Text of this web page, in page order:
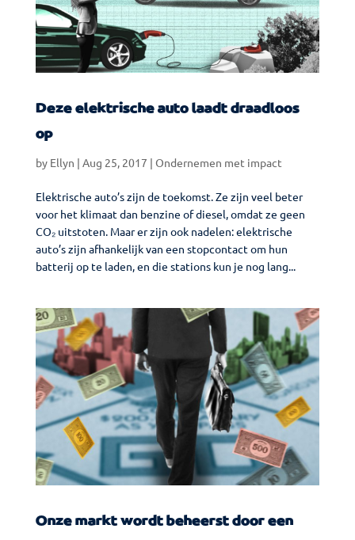
Deze elektrische auto laadt draadloos
op
by Ellyn | Aug 25, 2017 | Ondernemen met impact
Elektrische auto’s zijn de toekomst. Ze zijn veel beter
voor het klimaat dan benzine of diesel, omdat ze geen
CO₂ uitstoten. Maar er zijn ook nadelen: elektrische
auto’s zijn afhankelijk van een stopcontact om hun
batterij op te laden, en die stations kun je nog lang...
Onze markt wordt beheerst door een